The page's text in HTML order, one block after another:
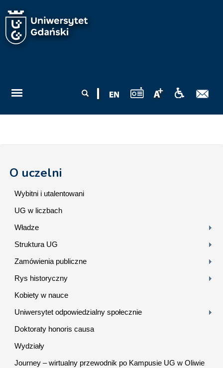
wyszukiwania
O uczelni
Wybitni i utalentowani
UG w liczbach
Władze
Struktura UG
Zamówienia publiczne
Rys historyczny
Kobiety w nauce
Uniwersytet odpowiedzialny społecznie
Doktoraty honoris causa
Wydziały
Journey – wirtualny przewodnik po Kampusie UG w Oliwie